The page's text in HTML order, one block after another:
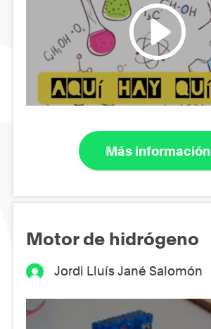
Más información
Motor de hidrógeno
Jordi Lluís Jané Salomón